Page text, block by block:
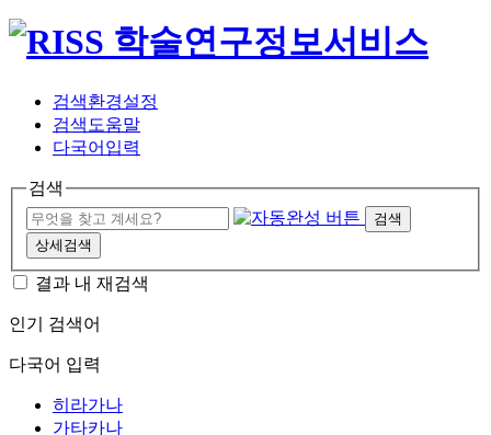
검색환경설정
검색도움말
다국어입력
검색
검색
상세검색
결과 내 재검색
인기 검색어
다국어 입력
히라가나
가타카나